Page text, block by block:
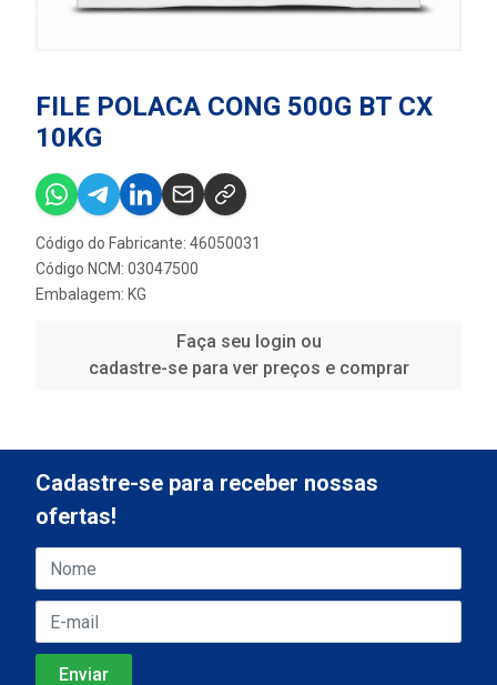
FILE POLACA CONG 500G BT CX
10KG
Código do Fabricante: 46050031
Código NCM: 03047500
Embalagem: KG
Faça seu login ou
cadastre-se para ver preços e comprar
Cadastre-se para receber nossas
ofertas!